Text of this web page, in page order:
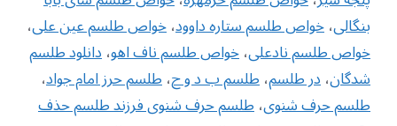
بنگالی،‌خواص طلسم ستاره داوود،خواص طلسم عین علی،
خواص طلسم نادعلی،خواص طلسم ناف اهو،دانلود طلسم
شدگان،در طلسم،طلسم ب د و ح،طلسم حرز امام جواد،
طلسم حرف شنوی،طلسم حرف شنوی فرزند طلسم حذف